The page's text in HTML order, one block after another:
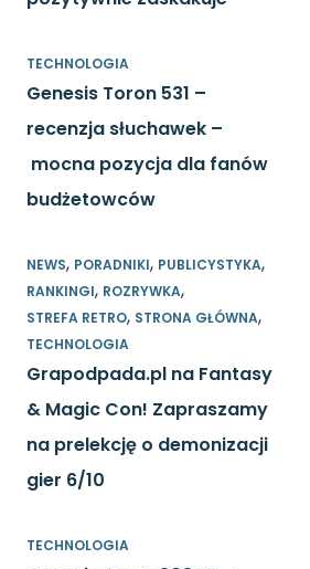
TECHNOLOGIA
Genesis Toron 531 –
recenzja słuchawek –
mocna pozycja dla fanów
budżetowców
NEWS, PORADNIKI, PUBLICYSTYKA,
RANKINGI, ROZRYWKA,
STREFA RETRO, STRONA GŁÓWNA,
TECHNOLOGIA
Grapodpada.pl na Fantasy
& Magic Con! Zapraszamy
na prelekcję o demonizacji
gier 6/10
TECHNOLOGIA